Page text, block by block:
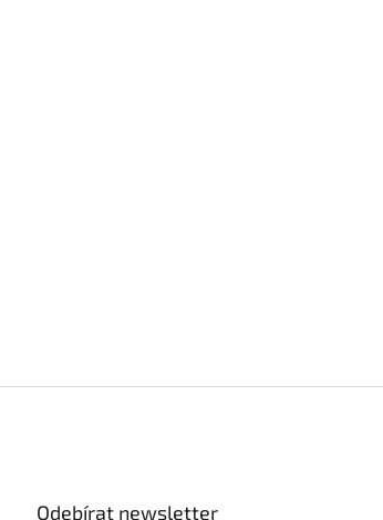
Odebírat newsletter